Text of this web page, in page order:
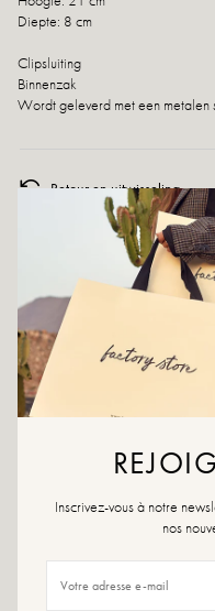
Diepte: 8 cm
Clipsluiting
Binnenzak
Wordt geleverd met een metalen
Retour en uitwisseling
DIT VIND JE
Inscrivez-vous à notre
nos